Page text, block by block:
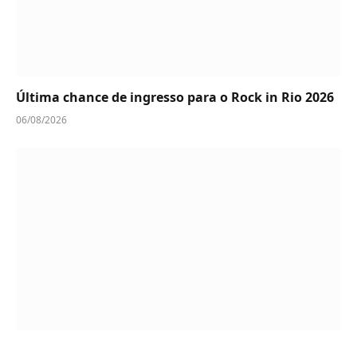
Última chance de ingresso para o Rock in Rio 2026
06/08/2026